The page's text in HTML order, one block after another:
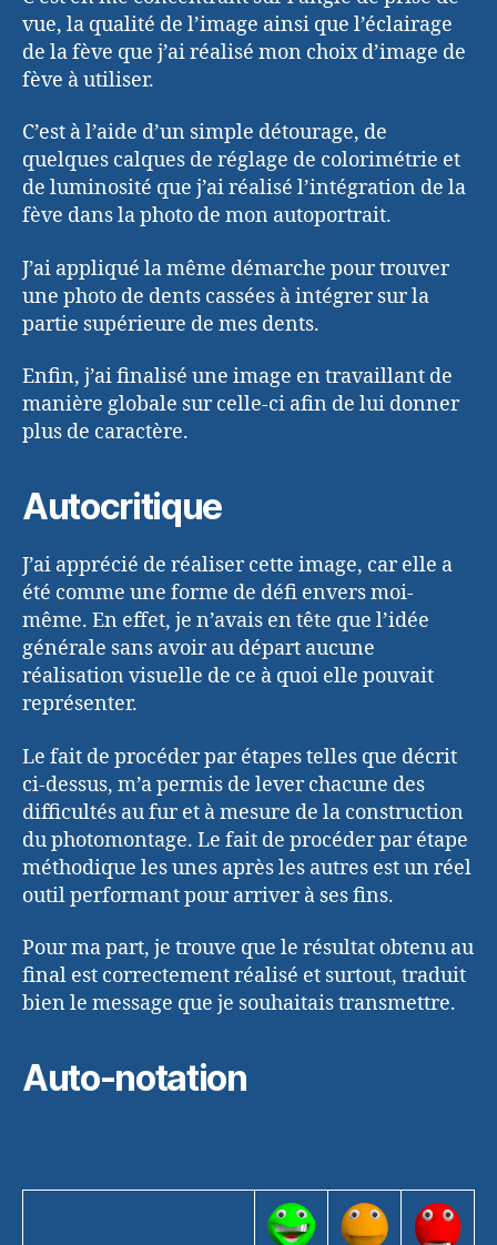
vue, la qualité de l’image ainsi que l’éclairage
de la fève que j’ai réalisé mon choix d’image de
fève à utiliser.
C’est à l’aide d’un simple détourage, de
quelques calques de réglage de colorimétrie et
de luminosité que j’ai réalisé l’intégration de la
fève dans la photo de mon autoportrait.
J’ai appliqué la même démarche pour trouver
une photo de dents cassées à intégrer sur la
partie supérieure de mes dents.
Enfin, j’ai finalisé une image en travaillant de
manière globale sur celle-ci afin de lui donner
plus de caractère.
Autocritique
J’ai apprécié de réaliser cette image, car elle a
été comme une forme de défi envers moi-
même. En effet, je n’avais en tête que l’idée
générale sans avoir au départ aucune
réalisation visuelle de ce à quoi elle pouvait
représenter.
Le fait de procéder par étapes telles que décrit
ci-dessus, m’a permis de lever chacune des
difficultés au fur et à mesure de la construction
du photomontage. Le fait de procéder par étape
méthodique les unes après les autres est un réel
outil performant pour arriver à ses fins.
Pour ma part, je trouve que le résultat obtenu au
final est correctement réalisé et surtout, traduit
bien le message que je souhaitais transmettre.
Auto-notation